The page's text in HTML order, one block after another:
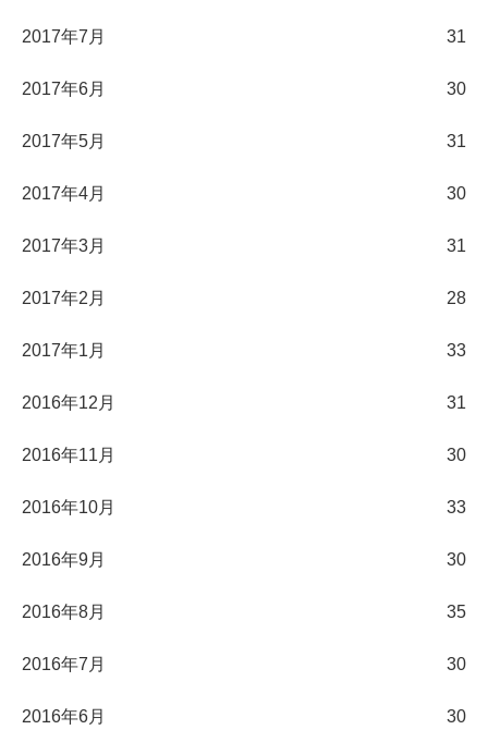
2017年7月 31
2017年6月 30
2017年5月 31
2017年4月 30
2017年3月 31
2017年2月 28
2017年1月 33
2016年12月 31
2016年11月 30
2016年10月 33
2016年9月 30
2016年8月 35
2016年7月 30
2016年6月 30